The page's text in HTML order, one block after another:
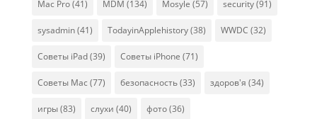
Mac Pro(41) MDM (134) Mosyle (57) security(91)
sysadmin(41) TodayinApplehistory(38) WWDC (32)
Советы iPad(39) Советы iPhone (71)
Советы Mac (77) безопасность(33) здоров'я (34)
игры(83) слухи (40) фото(36)